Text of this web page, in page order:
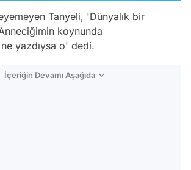
Tanyeli, 'Dünyalık bir
koynunda
yazdıysa o' dedi.
İçeriğin Devamı Aşağıda